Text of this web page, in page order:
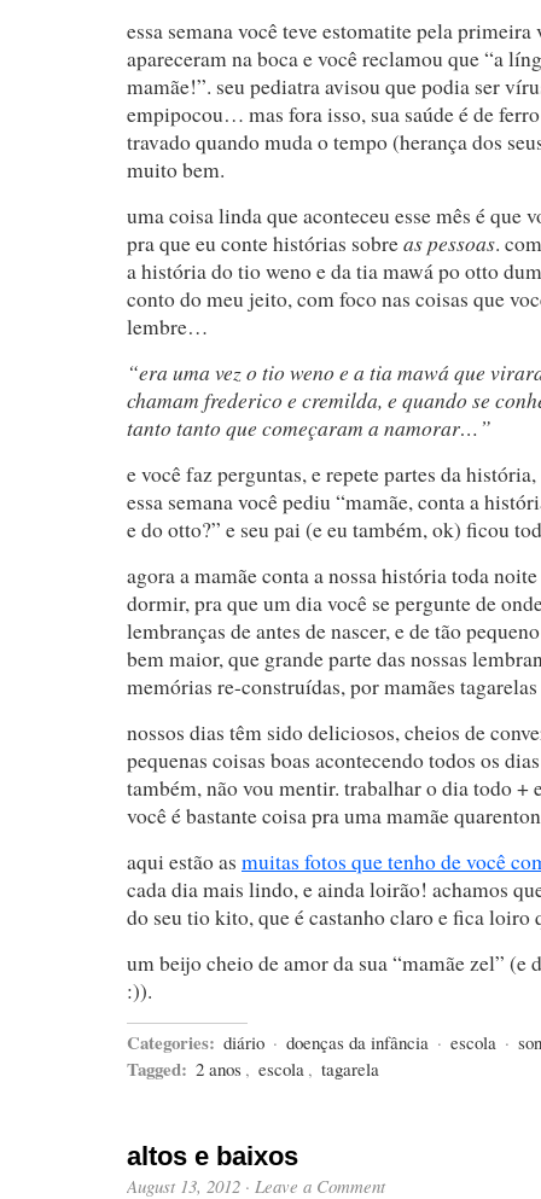
essa semana você teve estomatite pela primeira
apareceram na boca e você reclamou que “a
mamãe!”. seu pediatra avisou que podia ser
empipocou… mas fora isso, sua saúde é de
travado quando muda o tempo (herança dos
muito bem.
uma coisa linda que aconteceu esse mês é que
pra que eu conte histórias sobreas pessoas.
a história do tio weno e da tia mawá po otto
conto do meu jeito, com foco nas coisas que
lembre…
“era uma vez o tio weno e a tia mawá que
chamam frederico e cremilda, e quando se
tanto tanto que começaram a namorar…”
e você faz perguntas, e repete partes da
essa semana você pediu “mamãe, conta a
e do otto?” e seu pai (e eu também, ok) ficou
agora a mamãe conta a nossa história toda
dormir, pra que um dia você se pergunte de
lembranças de antes de nascer, e de tão
bem maior, que grande parte das nossas
memórias re-construídas, por mamães
nossos dias têm sido deliciosos, cheios de
pequenas coisas boas acontecendo todos os
também, não vou mentir. trabalhar o dia todo +
você é bastante coisa pra uma mamãe
aqui estão as muitas fotos que tenho de você
cada dia mais lindo, e ainda loirão! achamos
do seu tio kito, que é castanho claro e fica loiro
um beijo cheio de amor da sua “mamãe zel” (e
:)).
Categories: diário · doenças da infância · escola ·
Tagged: 2 anos , escola , tagarela
altos e baixos
August 13, 2012 · Leave a Comment